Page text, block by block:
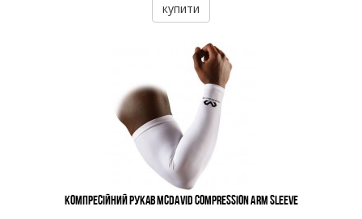
купити
Компресійний рукав McDavid Compression Arm Sleeve